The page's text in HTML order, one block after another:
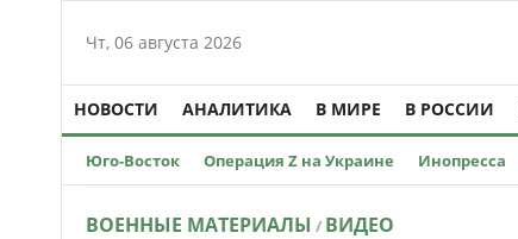
Чт, 06 августа 2026
НОВОСТИ АНАЛИТИКА В МИРЕ В РОССИИ
Юго-Восток Операция Z на Украине Инопресса
ВОЕННЫЕ МАТЕРИАЛЫ / ВИДЕО